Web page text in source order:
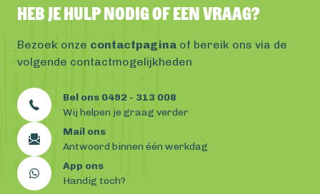
Heb je hulp nodig of een vraag?
Bezoek onze contactpagina of bereik ons via de
volgende contactmogelijkheden
Bel ons 0492 - 313 008
Wij helpen je graag verder
Mail ons
Antwoord binnen één werkdag
App ons
Handig toch?